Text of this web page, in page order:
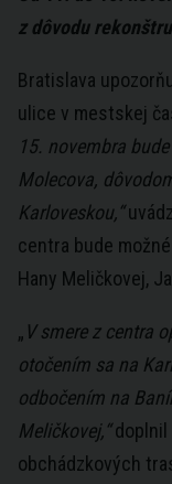
z dôvodu
Bratislava
ulice v mestskej
15. novembra
Molecova,
Karloveskou,“
centra bude
Hany Meličkovej,
„ V smere z centra
otočením sa na
odbočením na
Meličkovej,“doplnil
obchádzkových